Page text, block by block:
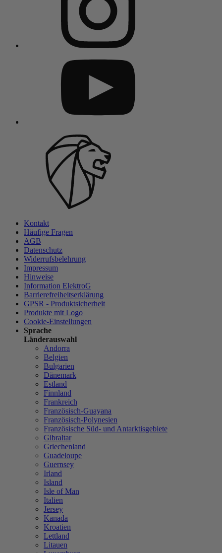
Kontakt
Häufige Fragen
AGB
Datenschutz
Widerrufsbelehrung
Impressum
Hinweise
Information ElektroG
Barrierefreiheitserklärung
GPSR - Produktsicherheit
Produkte mit Logo
Cookie-Einstellungen
Sprache
Länderauswahl
Andorra
Belgien
Bulgarien
Dänemark
Estland
Finnland
Frankreich
Französisch-Guayana
Französisch-Polynesien
Französische Süd- und Antarktisgebiete
Gibraltar
Griechenland
Guadeloupe
Guernsey
Irland
Island
Isle of Man
Italien
Jersey
Kanada
Kroatien
Lettland
Litauen